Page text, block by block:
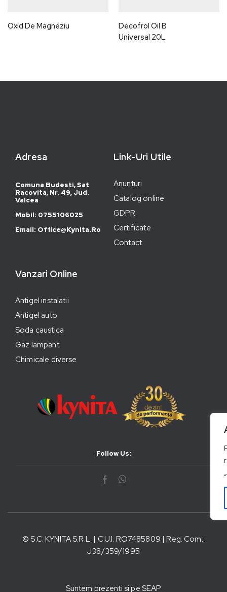
Oxid De Magneziu
Decofrol Oil B
Universal 20L
Adresa
Comuna Budesti, Sat
Racovita, Nr. 49, Jud.
Valcea
Mobil: 0755106025
Email: Office@kynita.ro
Link-Uri Utile
Anunturi
Catalog online
GDPR
Certificate
Contact
Vanzari Online
Antigel instalatii
Antigel auto
Soda caustica
Gaz lampant
Chimicale diverse
Follow Us:
© S.C. KYNITA S.R.L. | C.U.I. RO7485809 | Reg. Com.:
J38/359/1995
Suntem prezenti si pe SEAP